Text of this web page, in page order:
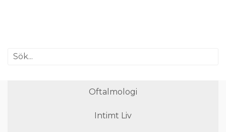
Oftalmologi
Intimt Liv